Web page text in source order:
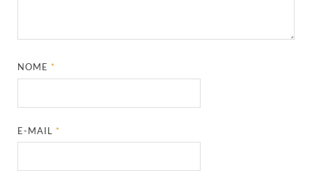
NOME*
E-MAIL*